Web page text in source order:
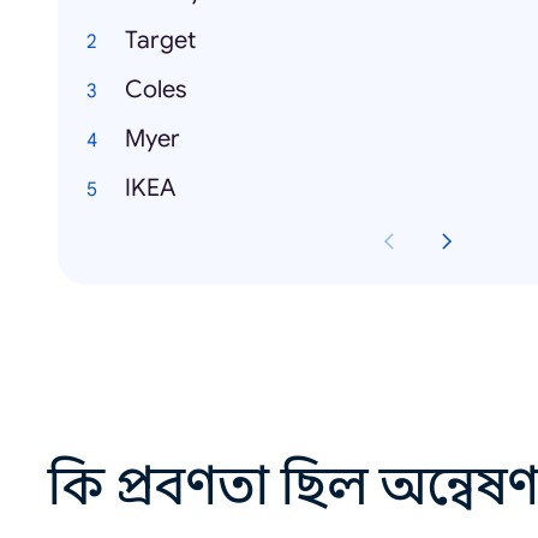
Target
Coles
Myer
IKEA
কি প্রবণতা ছিল অন্বেষণ